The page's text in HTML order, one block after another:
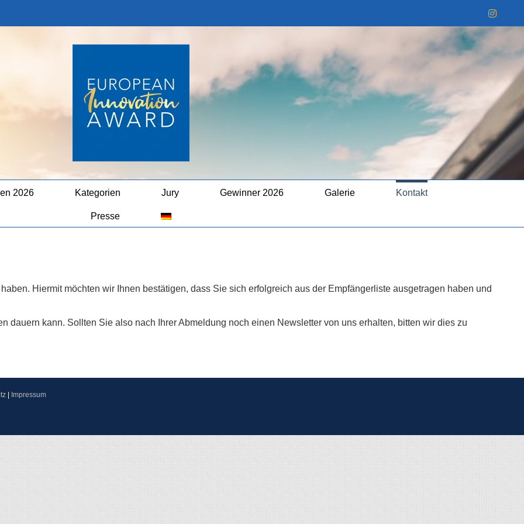
2026 Kategorien Jury Gewinner 2026 Galerie Kontakt
Presse
Hiermit möchten wir Ihnen bestätigen, dass Sie sich erfolgreich aus der Empfängerliste ausgetragen haben und
dauern kann. Sollten Sie also nach Ihrer Abmeldung noch einen Newsletter von uns erhalten, bitten wir dies zu
Impressum